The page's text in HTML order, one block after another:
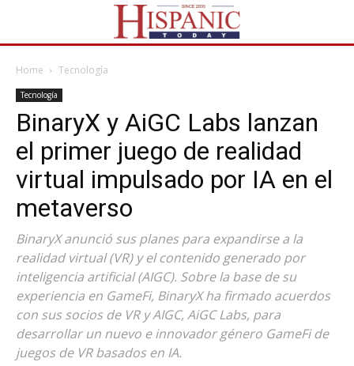
Home Tecnología
Tecnología
BinaryX y AiGC Labs lanzan
el primer juego de realidad
virtual impulsado por IA en el
metaverso
BinaryX anunció sus planes para expandirse a la
realidad virtual (VR) y el contenido generado por
inteligencia artificial (AIGC). Sobre la base de su
experiencia en GameFi, BinaryX ha firmado acuerdos
con sus socios de VR y AIGC, AiGC Labs, para
desarrollar un nuevo e innovador género GameFi de
juegos de VR basados ​​en IA.